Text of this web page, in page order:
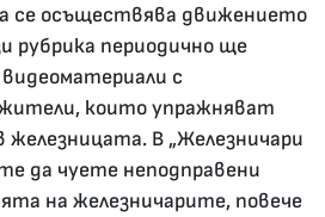
се осъществява движението
рубрика периодично ще
с
които упражняват
железницата. В „Железничари
да чуете неподправени
на железничарите, повече